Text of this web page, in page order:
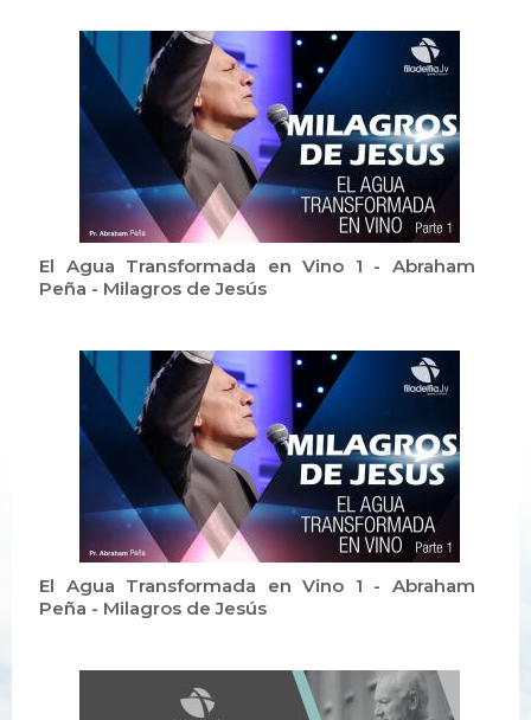
El Agua Transformada en Vino 1 - Abraham
Peña - Milagros de Jesús
El Agua Transformada en Vino 1 - Abraham
Peña - Milagros de Jesús